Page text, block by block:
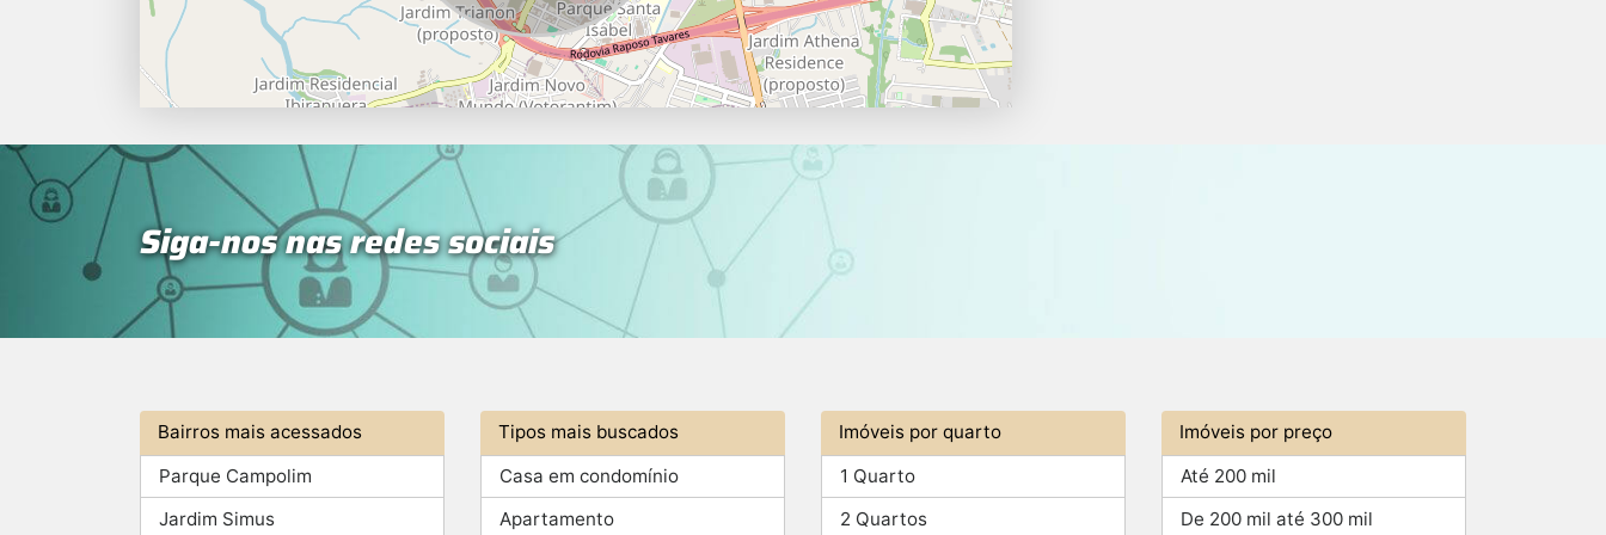
Siga-nos nas redes sociais
Bairros mais acessados
Parque Campolim
Jardim Simus
Tipos mais buscados
Casa em condomínio
Apartamento
Imóveis por quarto
1 Quarto
2 Quartos
Imóveis por preço
Até 200 mil
De 200 mil até 300 mil